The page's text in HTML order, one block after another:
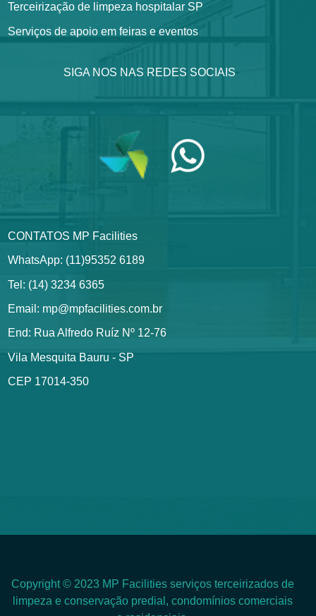
Terceirização de limpeza hospitalar SP
Serviços de apoio em feiras e eventos
SIGA NOS NAS REDES SOCIAIS
CONTATOS MP Facilities
WhatsApp: (11)95352 6189
Tel: (14) 3234 6365
Email: mp@mpfacilities.com.br
End: Rua Alfredo Ruíz Nº 12-76
Vila Mesquita Bauru - SP
CEP 17014-350
Copyright © 2023 MP Facilities serviços terceirizados de
limpeza e conservação predial, condomínios comerciais